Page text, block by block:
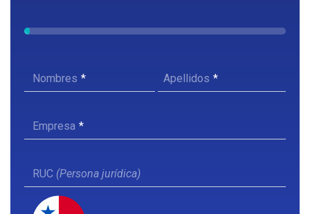
Nombres Apellidos
Empresa
RUC (Persona jurídica)